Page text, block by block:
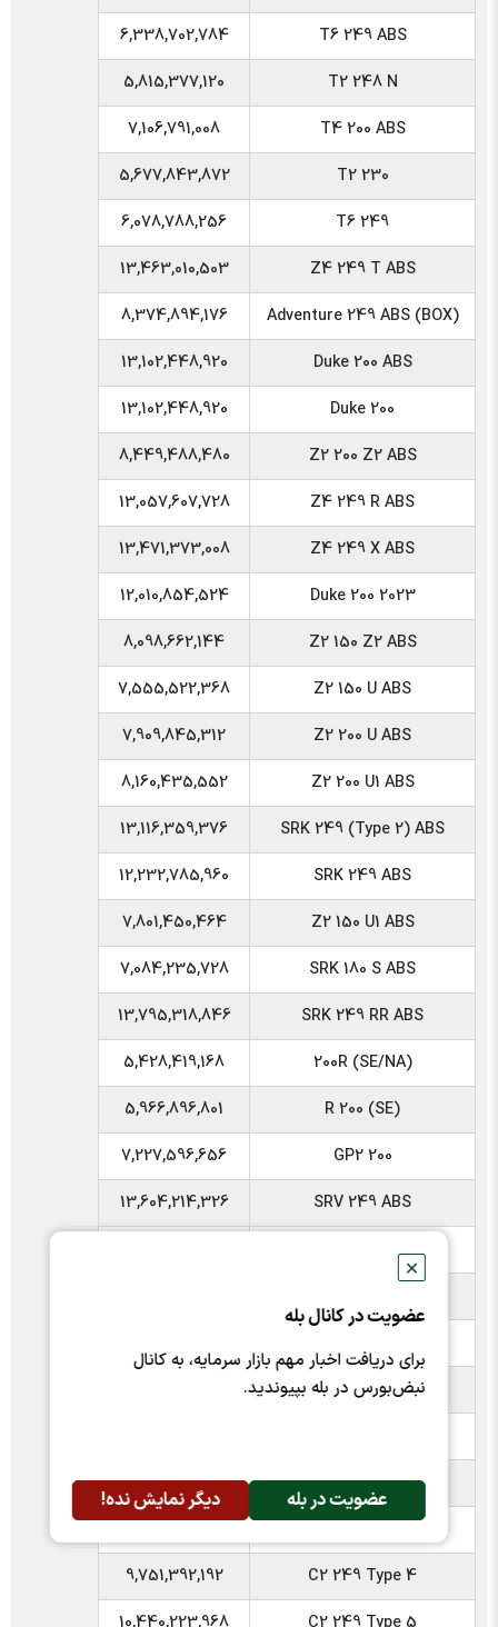
✕
عضویت در کانال بله
برای دریافت اخبار مهم بازار سرمایه، به کانال
نبض‌بورس در بله بپیوندید.
عضویت در بله دیگر نمایش نده!
T6 249 ABS
6,338,702,784
T2 248 N
5,815,377,120
T4 200 ABS
7,106,791,008
T2 230
5,677,843,872
T6 249
6,078,788,256
Z4 249 T ABS
13,463,010,503
Adventure 249 ABS (BOX)
8,374,894,176
Duke 200 ABS
13,102,448,920
Duke 200
13,102,448,920
Z2 200 Z2 ABS
8,449,488,480
Z4 249 R ABS
13,057,607,728
Z4 249 X ABS
13,471,373,008
Duke 200 2023
12,010,854,524
Z2 150 Z2 ABS
8,098,662,144
Z2 150 U ABS
7,555,522,368
Z2 200 U ABS
7,909,845,312
Z2 200 U1 ABS
8,160,435,552
SRK 249 (Type 2) ABS
13,116,359,376
SRK 249 ABS
12,232,785,960
Z2 150 U1 ABS
7,801,450,464
SRK 180 S ABS
7,084,235,728
SRK 249 RR ABS
13,795,318,846
200R (SE/NA)
5,428,419,168
R 200 (SE)
5,966,896,801
GP2 200
7,227,596,656
SRV 249 ABS
13,604,214,326
SRV 249 S ABS
SRV 200
C2 249 Type 2
10,236,255,168
C2 249 Type 4
9,751,392,192